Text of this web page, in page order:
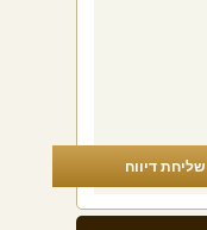
שליחת דיווח